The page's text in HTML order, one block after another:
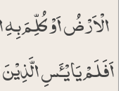
الۡاَرۡضُ اَوۡ کُلِّمَ بِہِ
اَفَلَمۡ یَایۡـَٔسِ